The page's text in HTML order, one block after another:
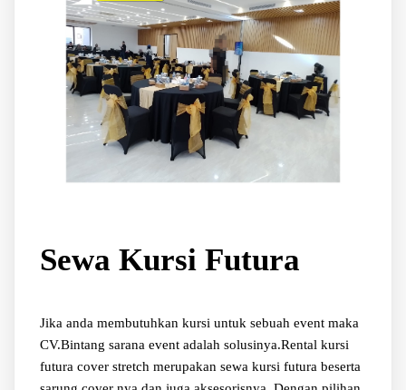
Sewa Kursi Futura
Jika anda membutuhkan kursi untuk sebuah event maka
CV.Bintang sarana event adalah solusinya.Rental kursi
futura cover stretch merupakan sewa kursi futura beserta